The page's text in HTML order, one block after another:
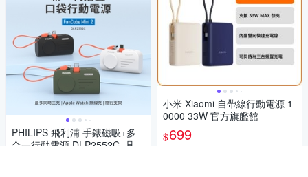
PHILIPS 飛利浦 手錶磁吸+多
合一行動電源 DLP2552C_具W
小米 Xiaomi 自帶線行動電源 1
0000 33W 官方旗艦館
$699